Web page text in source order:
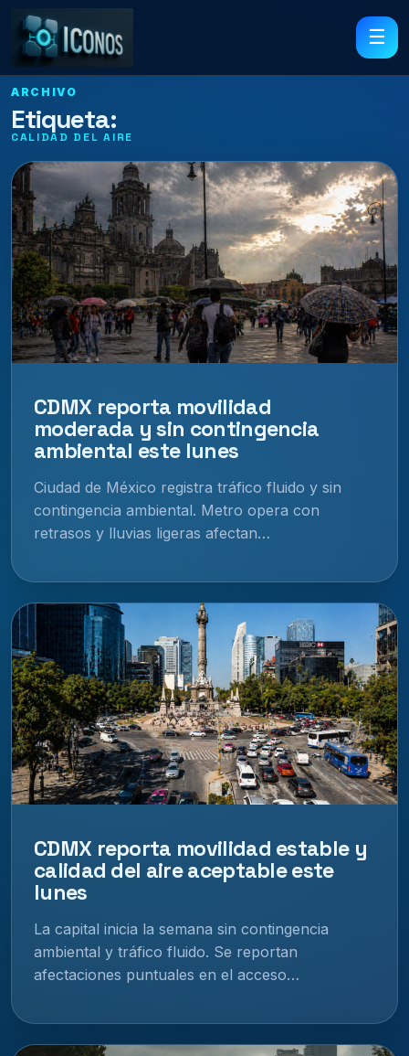
☰
ARCHIVO
Etiqueta:
CALIDAD DEL AIRE
CDMX reporta movilidad
moderada y sin contingencia
ambiental este lunes
Ciudad de México registra tráfico fluido y sin
contingencia ambiental. Metro opera con
retrasos y lluvias ligeras afectan…
CDMX reporta movilidad estable y
calidad del aire aceptable este
lunes
La capital inicia la semana sin contingencia
ambiental y tráfico fluido. Se reportan
afectaciones puntuales en el acceso…